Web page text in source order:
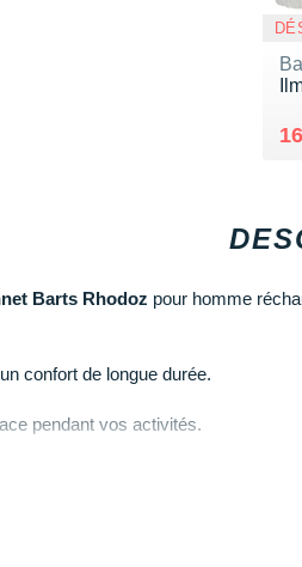
Barts Rhodoz pour homme
confort de longue durée.
pendant vos activités.